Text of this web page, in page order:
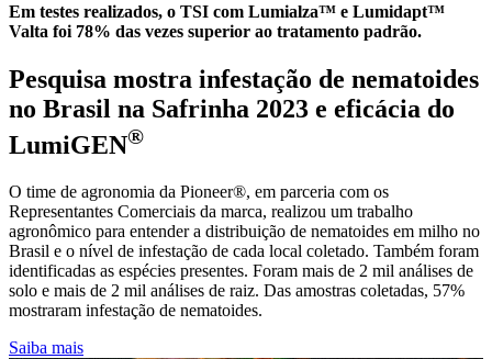
Em testes realizados, o TSI com Lumialza™ e Lumidapt™
Valta foi 78% das vezes superior ao tratamento padrão.
Pesquisa mostra infestação de nematoides
no Brasil na Safrinha 2023 e eficácia do
LumiGEN®
O time de agronomia da Pioneer®, em parceria com os
Representantes Comerciais da marca, realizou um trabalho
agronômico para entender a distribuição de nematoides em milho no
Brasil e o nível de infestação de cada local coletado. Também foram
identificadas as espécies presentes. Foram mais de 2 mil análises de
solo e mais de 2 mil análises de raiz. Das amostras coletadas, 57%
mostraram infestação de nematoides.
Saiba mais